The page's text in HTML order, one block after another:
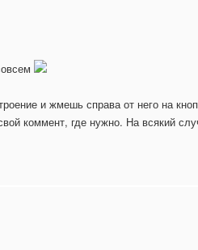
и жмешь справа от него на
коммент, где нужно. На всякий